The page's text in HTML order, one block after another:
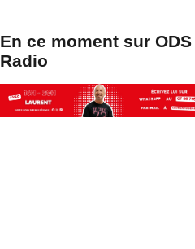
En ce moment sur ODS
Radio